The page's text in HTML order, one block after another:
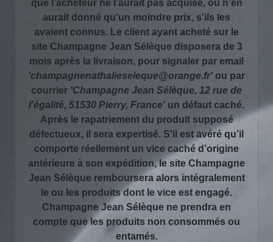
que l’acheteur ne l’aurait pas acquise, ou n’en
aurait donné qu’un moindre prix, s’ils les
avaient connus. Le client ayant acheté sur le
site Champagne Jean Sélèque disposera de 3
mois après la livraison, pour signaler par email
'champagnenathalieseleque@orange.fr' ou par
courrier 'Champagne Jean Sélèque, 12 rue de
l'égalité, 51530 Pierry, France' un défaut caché.
Après le rapatriement du produit supposé
défectueux, il sera expertisé. S'il est avéré qu’il
comporte réellement un vice caché d’origine
antérieure à son expédition, le site Champagne
Jean Sélèque remboursera alors intégralement
le ou les produits dont le vice est engagé.
Champagne Jean Sélèque ne prendra en
compte que les produits non consommés ou
entamés.